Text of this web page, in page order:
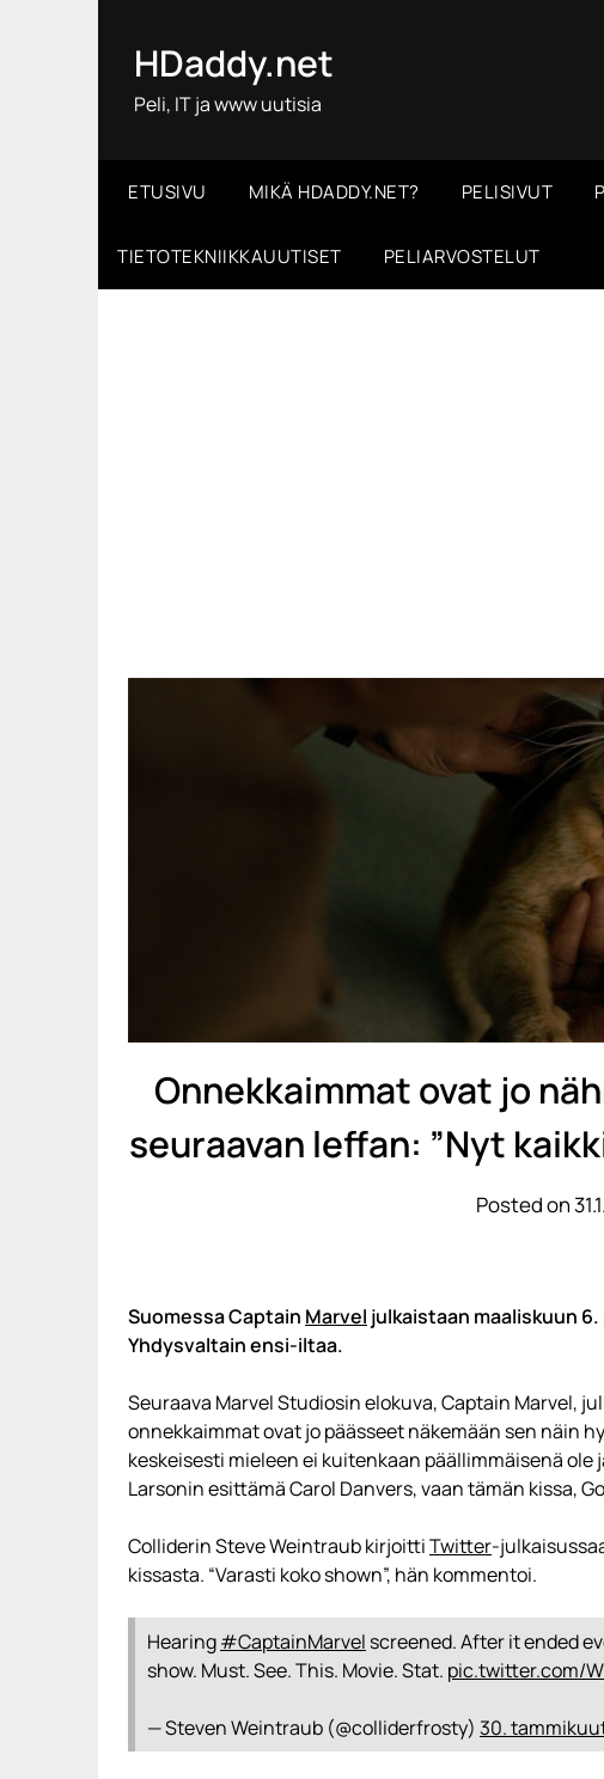
HDaddy.net
Peli, IT ja www uutisia
ETUSIVU MIKÄ HDADDY.NET? PELISIVUT
TIETOTEKNIIKKAUUTISET PELIARVOSTELUT
Onnekkaimmat ovat jo
seuraavan leffan: ”Nyt
Posted on
Suomessa Captain Marvel julkaistaan maaliskuun
Yhdysvaltain ensi-iltaa.
Seuraava Marvel Studiosin elokuva, Captain Marvel,
onnekkaimmat ovat jo päässeet näkemään sen näin
keskeisesti mieleen ei kuitenkaan päällimmäisenä
Larsonin esittämä Carol Danvers, vaan tämän kissa,
Colliderin Steve Weintraub kirjoittiTwitter-
kissasta. “Varasti koko shown”, hän kommentoi.
Hearing#CaptainMarvel screened. After it ended
show. Must. See. This. Movie. Stat. pic.twitter.com/
— Steven Weintraub (@colliderfrosty) 30.